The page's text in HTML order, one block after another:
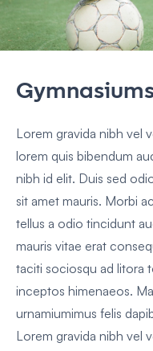
Lorem gravida nibh vel
lorem quis bibendum
nibh id elit. Duis sed
sit amet mauris. Morbi
tellus a odio tincidunt
mauris vitae erat
taciti sociosqu ad litora
inceptos himenaeos.
urnamiumimus felis
Lorem gravida nibh vel